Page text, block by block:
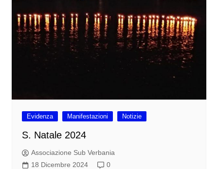
Evidenza Manifestazioni Notizie
S. Natale 2024
Associazione Sub Verbania
18 Dicembre 2024
0